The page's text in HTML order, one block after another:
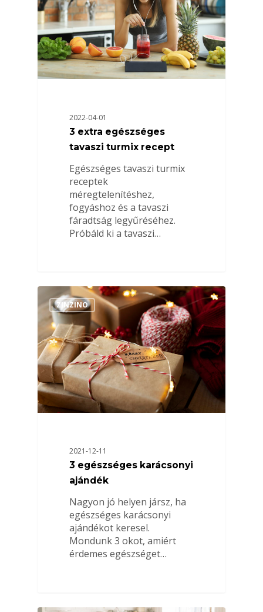
2022-04-01
3 extra egészséges
tavaszi turmix recept
Egészséges tavaszi turmix
receptek
méregtelenítéshez,
fogyáshoz és a tavaszi
fáradtság legyűréséhez.
Próbáld ki a tavaszi…
ZINZINO
2021-12-11
3 egészséges karácsonyi
ajándék
Nagyon jó helyen jársz, ha
egészséges karácsonyi
ajándékot keresel.
Mondunk 3 okot, amiért
érdemes egészséget…